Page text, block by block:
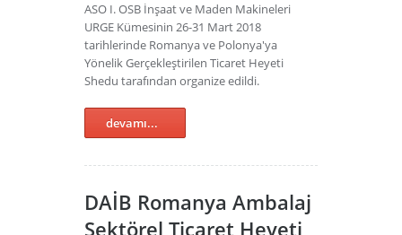
ASO I. OSB İnşaat ve Maden Makineleri
URGE Kümesinin 26-31 Mart 2018
tarihlerinde Romanya ve Polonya'ya
Yönelik Gerçekleştirilen Ticaret Heyeti
Shedu tarafından organize edildi.
devamı...
DAİB Romanya Ambalaj
Sektörel Ticaret Heyeti